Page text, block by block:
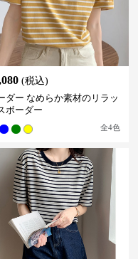
(税込)
ダー なめらか素材のリラッ
ボーダー
全4色